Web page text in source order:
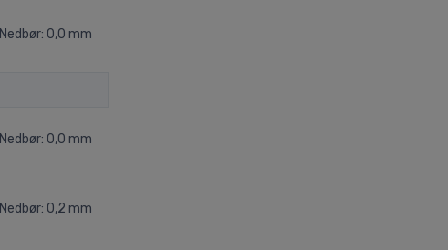
Nedbør: 0,0 mm
Nedbør: 0,0 mm
Nedbør: 0,2 mm